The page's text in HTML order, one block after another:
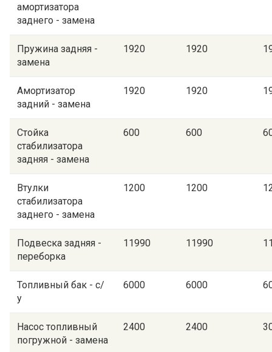
амортизатора
заднего - замена
Пружина задняя -
замена
1920 1920
Амортизатор
задний - замена
1920 1920
Стойка
стабилизатора
задняя - замена
600 600
Втулки
стабилизатора
заднего - замена
1200 1200
Подвеска задняя -
переборка
11990 11990
Топливный бак - с/
у
6000 6000
Насос топливный
погружной - замена
2400 2400